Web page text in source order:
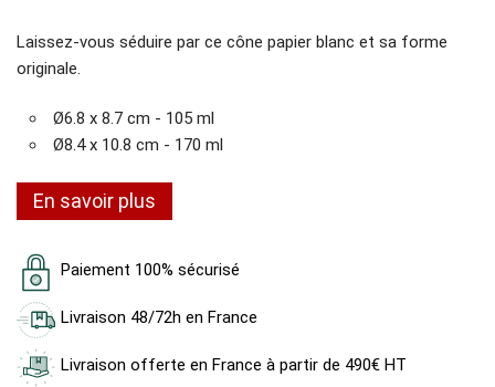
Laissez-vous séduire par ce cône papier blanc et sa forme
originale.
Ø6.8 x 8.7 cm - 105 ml
Ø8.4 x 10.8 cm - 170 ml
En savoir plus
Paiement 100% sécurisé
Livraison 48/72h en France
Livraison offerte en France à partir de 490€ HT